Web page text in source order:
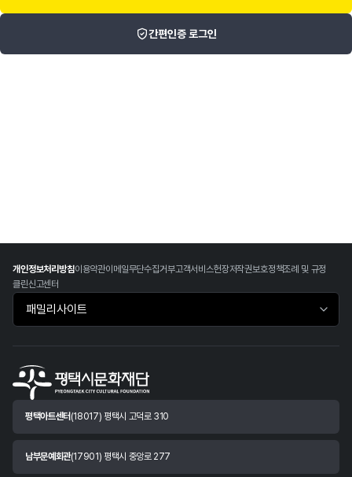
간편인증 로그인
개인정보처리방침이용약관이메일무단수집거부고객서비스헌장저작권보호정책조례 및 규정
클린신고센터
패밀리사이트 바로가기
평택아트센터 (18017) 평택시 고덕로 310
남부문예회관(17901) 평택시 중앙로 277